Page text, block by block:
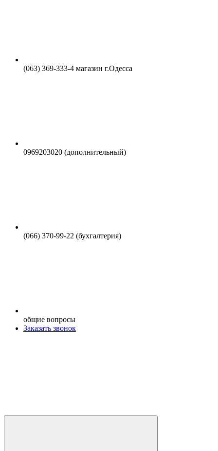
(063) 369-333-4 магазин г.Одесса
0969203020 (дополнительный)
(066) 370-99-22 (бухгалтерия)
общие вопросы
Заказать звонок